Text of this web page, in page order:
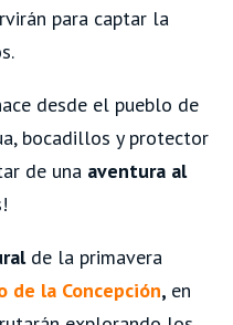
para captar la
desde el pueblo de
bocadillos y protector
de una aventura al
de la primavera
de la Concepción, en